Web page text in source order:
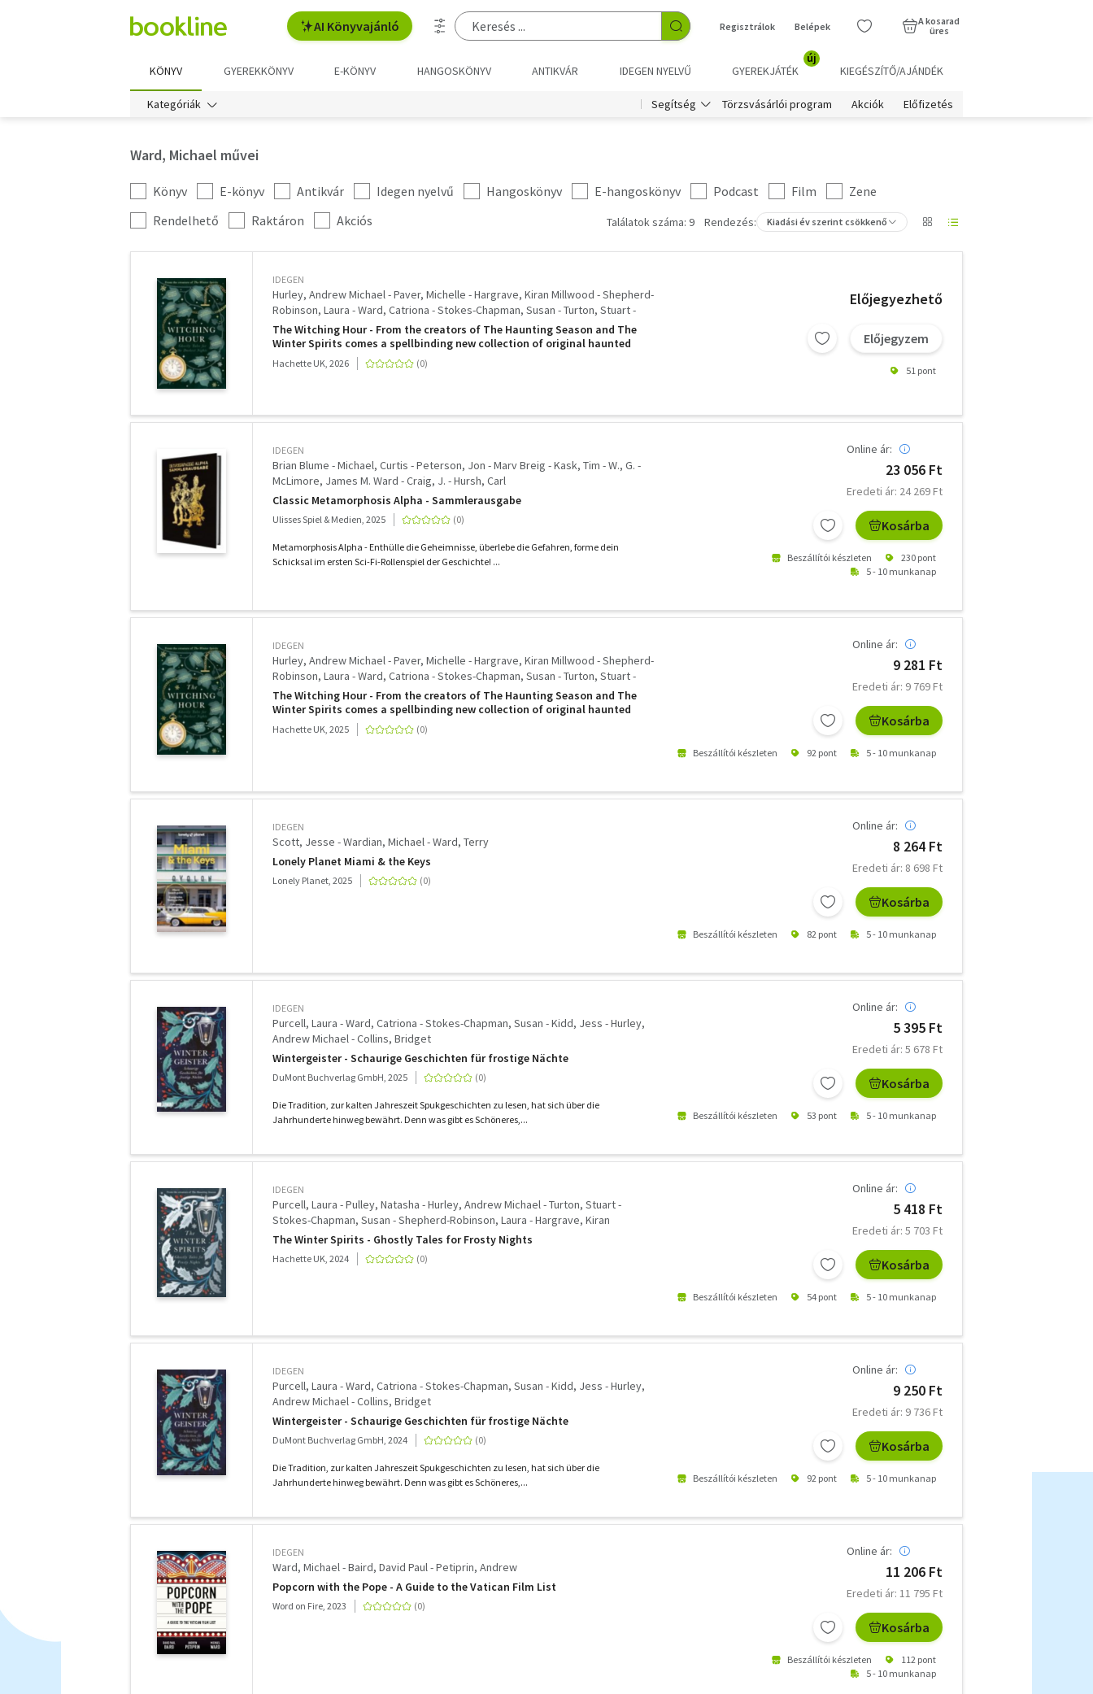
AI Könyvajánló Regisztrálok Belépek
A kosarad
üres
KÖNYV GYEREKKÖNYV E-KÖNYV HANGOSKÖNYV ANTIKVÁR IDEGEN NYELVŰ GYEREKJÁTÉK
új
KIEGÉSZÍTŐ/AJÁNDÉK
Kategóriák Segítség Törzsvásárlói program Akciók Előfizetés
Ward, Michael művei
Kategória
szűrés
Könyv E-könyv Antikvár Idegen nyelvű Hangoskönyv E-hangoskönyv Podcast Film
Zene
További
szűrők
Rendelhető Raktáron Akciós Találatok száma: 9 Rendezés: Kiadási év szerint csökkenő
IDEGEN
Hurley, Andrew Michael - Paver, Michelle - Hargrave, Kiran Millwood - Shepherd-
Robinson, Laura - Ward, Catriona - Stokes-Chapman, Susan - Turton, Stuart -
Macneal, Elizabeth - Halls, Stacey - Gowar, Imogen Hermes - Kidd, Jess -
Pulley, Natasha - Collins, Bridget
The Witching Hour - From the creators of The Haunting Season and The
Winter Spirits comes a spellbinding new collection of original haunted
tales
Hachette UK, 2026
Előjegyezhető
Előjegyzem
51 pont
IDEGEN
Brian Blume - Michael, Curtis - Peterson, Jon - Marv Breig - Kask, Tim - W., G. -
McLimore, James M. Ward - Craig, J. - Hursh, Carl
Classic Metamorphosis Alpha - Sammlerausgabe
Ulisses Spiel & Medien, 2025
Metamorphosis Alpha - Enthülle die Geheimnisse, überlebe die Gefahren, forme dein
Schicksal im ersten Sci-Fi-Rollenspiel der Geschichte! ...
Online ár:
23 056 Ft
Eredeti ár: 24 269 Ft
Kosárba
Beszállítói készleten
230 pont
5 - 10 munkanap
IDEGEN
Hurley, Andrew Michael - Paver, Michelle - Hargrave, Kiran Millwood - Shepherd-
Robinson, Laura - Ward, Catriona - Stokes-Chapman, Susan - Turton, Stuart -
Macneal, Elizabeth - Halls, Stacey - Gowar, Imogen Hermes - Kidd, Jess -
Pulley, Natasha - Collins, Bridget
The Witching Hour - From the creators of The Haunting Season and The
Winter Spirits comes a spellbinding new collection of original haunted
tales
Hachette UK, 2025
Online ár:
9 281 Ft
Eredeti ár: 9 769 Ft
Kosárba
Beszállítói készleten 92 pont 5 - 10 munkanap
IDEGEN
Scott, Jesse - Wardian, Michael - Ward, Terry
Lonely Planet Miami & the Keys
Lonely Planet, 2025
Online ár:
8 264 Ft
Eredeti ár: 8 698 Ft
Kosárba
Beszállítói készleten 82 pont 5 - 10 munkanap
IDEGEN
Purcell, Laura - Ward, Catriona - Stokes-Chapman, Susan - Kidd, Jess - Hurley,
Andrew Michael - Collins, Bridget
Wintergeister - Schaurige Geschichten für frostige Nächte
DuMont Buchverlag GmbH, 2025
Die Tradition, zur kalten Jahreszeit Spukgeschichten zu lesen, hat sich über die
Jahrhunderte hinweg bewährt. Denn was gibt es Schöneres,...
Online ár:
5 395 Ft
Eredeti ár: 5 678 Ft
Kosárba
Beszállítói készleten 53 pont 5 - 10 munkanap
IDEGEN
Purcell, Laura - Pulley, Natasha - Hurley, Andrew Michael - Turton, Stuart -
Stokes-Chapman, Susan - Shepherd-Robinson, Laura - Hargrave, Kiran
Millwood - Gowar, Imogen Hermes - Ward, Catriona - Macneal, Elizabeth - Kidd,
Jess - Collins, Bridget
The Winter Spirits - Ghostly Tales for Frosty Nights
Hachette UK, 2024
Online ár:
5 418 Ft
Eredeti ár: 5 703 Ft
Kosárba
Beszállítói készleten 54 pont 5 - 10 munkanap
IDEGEN
Purcell, Laura - Ward, Catriona - Stokes-Chapman, Susan - Kidd, Jess - Hurley,
Andrew Michael - Collins, Bridget
Wintergeister - Schaurige Geschichten für frostige Nächte
DuMont Buchverlag GmbH, 2024
Die Tradition, zur kalten Jahreszeit Spukgeschichten zu lesen, hat sich über die
Jahrhunderte hinweg bewährt. Denn was gibt es Schöneres,...
Online ár:
9 250 Ft
Eredeti ár: 9 736 Ft
Kosárba
Beszállítói készleten 92 pont 5 - 10 munkanap
IDEGEN
Ward, Michael - Baird, David Paul - Petiprin, Andrew
Popcorn with the Pope - A Guide to the Vatican Film List
Word on Fire, 2023
Online ár:
11 206 Ft
Eredeti ár: 11 795 Ft
Kosárba
Beszállítói készleten
112 pont
5 - 10 munkanap